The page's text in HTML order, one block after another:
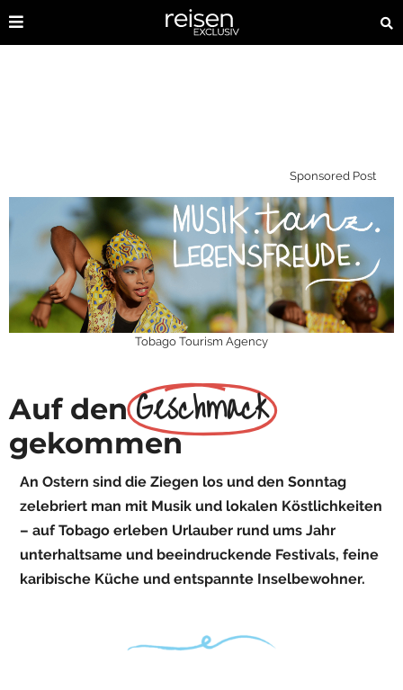
Sponsored Post
Tobago Tourism Agency
Auf den Geschmack
gekommen
An Ostern sind die Ziegen los und den Sonntag
zelebriert man mit Musik und lokalen Köstlichkeiten
– auf Tobago erleben Urlauber rund ums Jahr
unterhaltsame und beeindruckende Festivals, feine
karibische Küche und entspannte Inselbewohner.